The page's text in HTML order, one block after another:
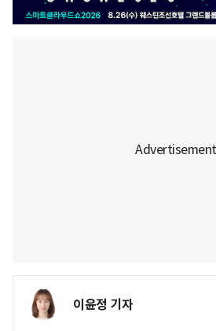
이윤정 기자